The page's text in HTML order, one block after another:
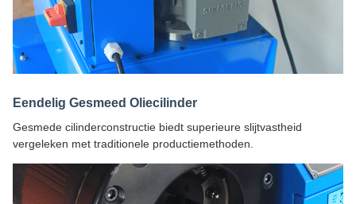
Eendelig Gesmeed Oliecilinder
Gesmede cilinderconstructie biedt superieure slijtvastheid
vergeleken met traditionele productiemethoden.